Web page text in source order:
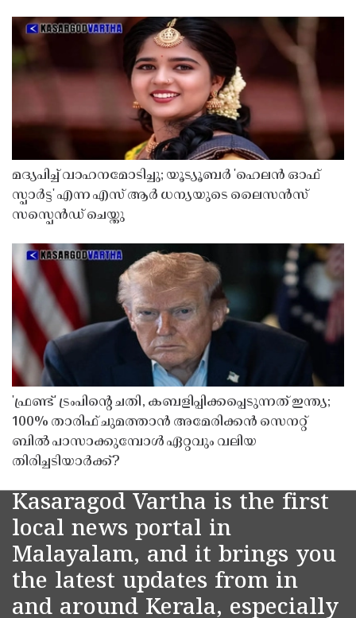
മദ്യപിച്ച് വാഹനമോടിച്ചു; യൂട്യൂബർ 'ഹെലൻ ഓഫ്
സ്പാർട്ട' എന്ന എസ് ആർ ധന്യയുടെ ലൈസൻസ്
സസ്പെൻഡ് ചെയ്തു ​​​​​​​
'ഫ്രണ്ട്' ട്രംപിന്റെ ചതി, കബളിപ്പിക്കപ്പെടുന്നത് ഇന്ത്യ;
100% താരിഫ് ചുമത്താൻ അമേരിക്കൻ സെനറ്റ്
ബിൽ പാസാക്കുമ്പോൾ ഏറ്റവും വലിയ
തിരിച്ചടിയാർക്ക്?
Kasaragod Vartha is the first
local news portal in
Malayalam, and it brings you
the latest updates from in
and around Kerala, especially